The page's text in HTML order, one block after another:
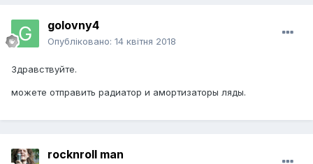
golovny4
Опубліковано: 14 квітня 2018
Здравствуйте.
можете отправить радиатор и амортизаторы ляды.
rocknroll man